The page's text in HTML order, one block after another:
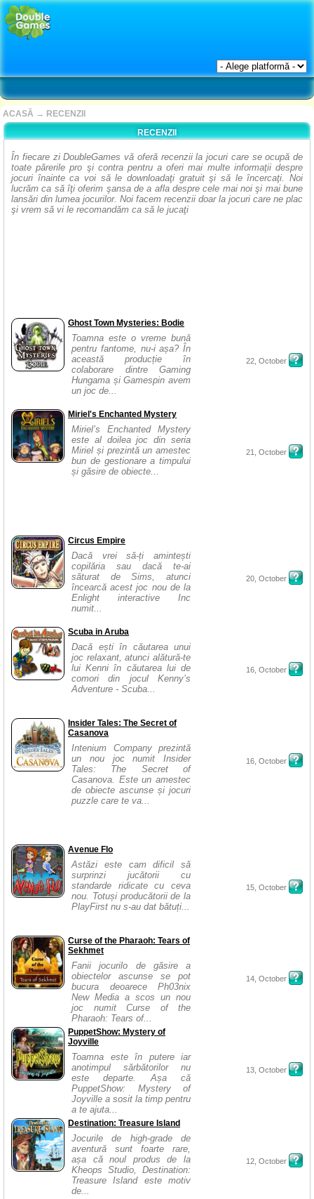
ACASĂ → RECENZII
RECENZII
În fiecare zi DoubleGames vă oferă recenzii la jocuri care se ocupă de
toate părerile pro şi contra pentru a oferi mai multe informaţii despre
jocuri înainte ca voi să le downloadaţi gratuit şi să le încercaţi. Noi
lucrăm ca să îţi oferim şansa de a afla despre cele mai noi şi mai bune
lansări din lumea jocurilor. Noi facem recenzii doar la jocuri care ne plac
şi vrem să vi le recomandăm ca să le jucaţi
Ghost Town Mysteries: Bodie
Toamna este o vreme bună
pentru fantome, nu-i așa? În
această producție în
colaborare dintre Gaming
Hungama și Gamespin avem
un joc de...
22, October
Miriel's Enchanted Mystery
Miriel’s Enchanted Mystery
este al doilea joc din seria
Miriel și prezintă un amestec
bun de gestionare a timpului
și găsire de obiecte...
21, October
Circus Empire
Dacă vrei să-ți amintești
copilăria sau dacă te-ai
săturat de Sims, atunci
încearcă acest joc nou de la
Enlight interactive Inc
numit...
20, October
Scuba in Aruba
Dacă ești în căutarea unui
joc relaxant, atunci alătură-te
lui Kenni în căutarea lui de
comori din jocul Kenny’s
Adventure - Scuba...
16, October
Insider Tales: The Secret of
Casanova
Intenium Company prezintă
un nou joc numit Insider
Tales: The Secret of
Casanova. Este un amestec
de obiecte ascunse și jocuri
puzzle care te va...
16, October
Avenue Flo
Astăzi este cam dificil să
surprinzi jucătorii cu
standarde ridicate cu ceva
nou. Totuși producătorii de la
PlayFirst nu s-au dat bătuți...
15, October
Curse of the Pharaoh: Tears of
Sekhmet
Fanii jocurilo de găsire a
obiectelor ascunse se pot
bucura deoarece Ph03nix
New Media a scos un nou
joc numit Curse of the
Pharaoh: Tears of...
14, October
PuppetShow: Mystery of
Joyville
Toamna este în putere iar
anotimpul sărbătorilor nu
este departe. Așa că
PuppetShow: Mystery of
Joyville a sosit la timp pentru
a te ajuta...
13, October
Destination: Treasure Island
Jocurile de high-grade de
aventură sunt foarte rare,
așa că noul produs de la
Kheops Studio, Destination:
Treasure Island este motiv
de...
12, October